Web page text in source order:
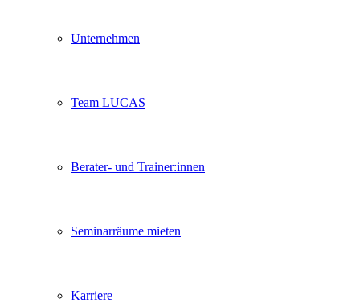
Unternehmen
Team LUCAS
Berater- und Trainer:innen
Seminarräume mieten
Karriere